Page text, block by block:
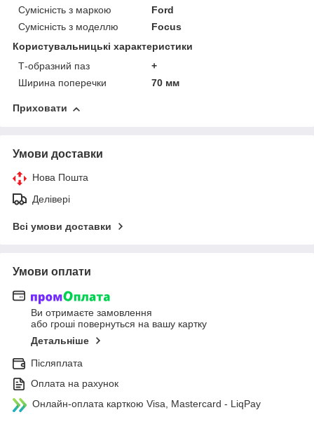
Сумісність з маркою
Ford
Сумісність з моделлю
Focus
Користувальницькі характеристики
Т-образний паз
+
Ширина поперечки
70 мм
Приховати
Умови доставки
Нова Пошта
Делівері
Всі умови доставки
Умови оплати
Ви отримаєте замовлення
або гроші повернуться на вашу картку
Детальніше
Післяплата
Оплата на рахунок
Онлайн-оплата карткою Visa, Mastercard - LiqPay